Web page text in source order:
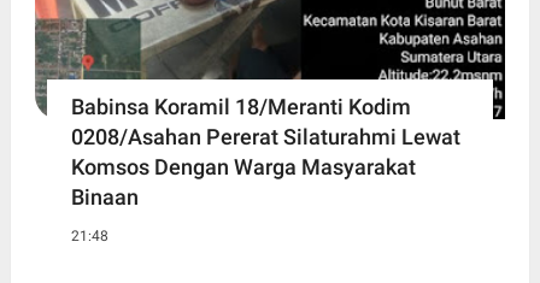
Babinsa Koramil 18/Meranti Kodim
0208/Asahan Pererat Silaturahmi Lewat
Komsos Dengan Warga Masyarakat
Binaan
21:48